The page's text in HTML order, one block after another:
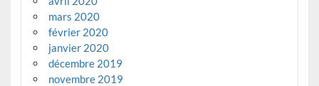
mars 2020
février 2020
janvier 2020
décembre 2019
novembre 2019